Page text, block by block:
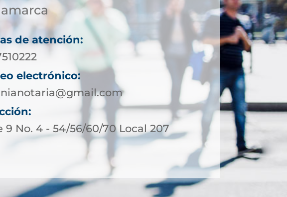
de atención:
electrónico:
9 No. 4 - 54/56/60/70 Local 207